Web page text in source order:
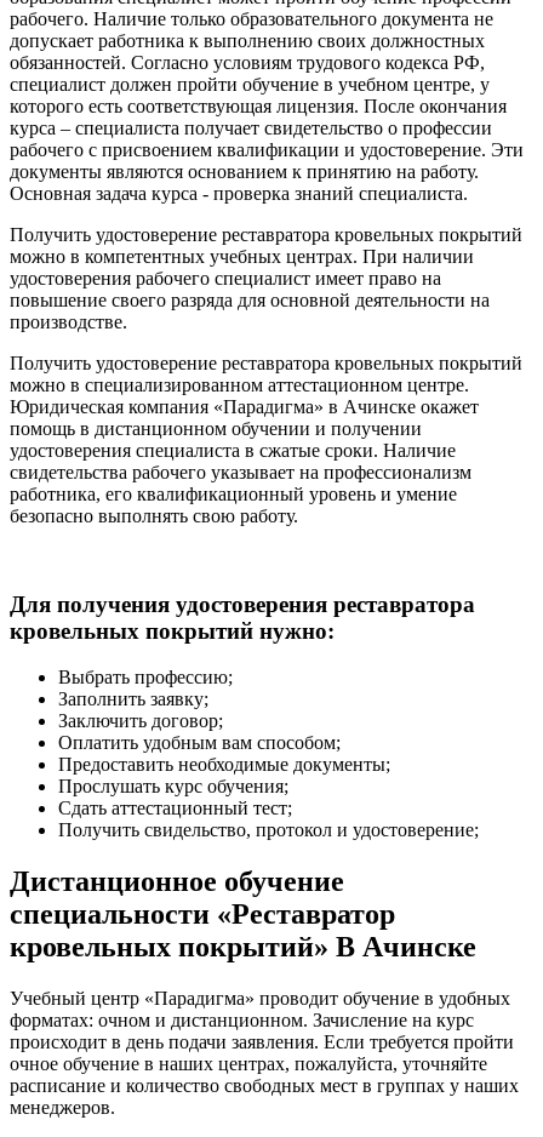
рабочего. Наличие только образовательного документа не
допускает работника к выполнению своих должностных
обязанностей. Согласно условиям трудового кодекса РФ,
специалист должен пройти обучение в учебном центре, у
которого есть соответствующая лицензия. После окончания
курса – специалиста получает свидетельство о профессии
рабочего с присвоением квалификации и удостоверение. Эти
документы являются основанием к принятию на работу.
Основная задача курса - проверка знаний специалиста.
Получить удостоверение реставратора кровельных покрытий
можно в компетентных учебных центрах. При наличии
удостоверения рабочего специалист имеет право на
повышение своего разряда для основной деятельности на
производстве.
Получить удостоверение реставратора кровельных покрытий
можно в специализированном аттестационном центре.
Юридическая компания «Парадигма» в Ачинске окажет
помощь в дистанционном обучении и получении
удостоверения специалиста в сжатые сроки. Наличие
свидетельства рабочего указывает на профессионализм
работника, его квалификационный уровень и умение
безопасно выполнять свою работу.
Для получения удостоверения реставратора
кровельных покрытий нужно:
Выбрать профессию;
Заполнить заявку;
Заключить договор;
Оплатить удобным вам способом;
Предоставить необходимые документы;
Прослушать курс обучения;
Сдать аттестационный тест;
Получить свидельство, протокол и удостоверение;
Дистанционное обучение
специальности «Реставратор
кровельных покрытий» В Ачинске
Учебный центр «Парадигма» проводит обучение в удобных
форматах: очном и дистанционном. Зачисление на курс
происходит в день подачи заявления. Если требуется пройти
очное обучение в наших центрах, пожалуйста, уточняйте
расписание и количество свободных мест в группах у наших
менеджеров.